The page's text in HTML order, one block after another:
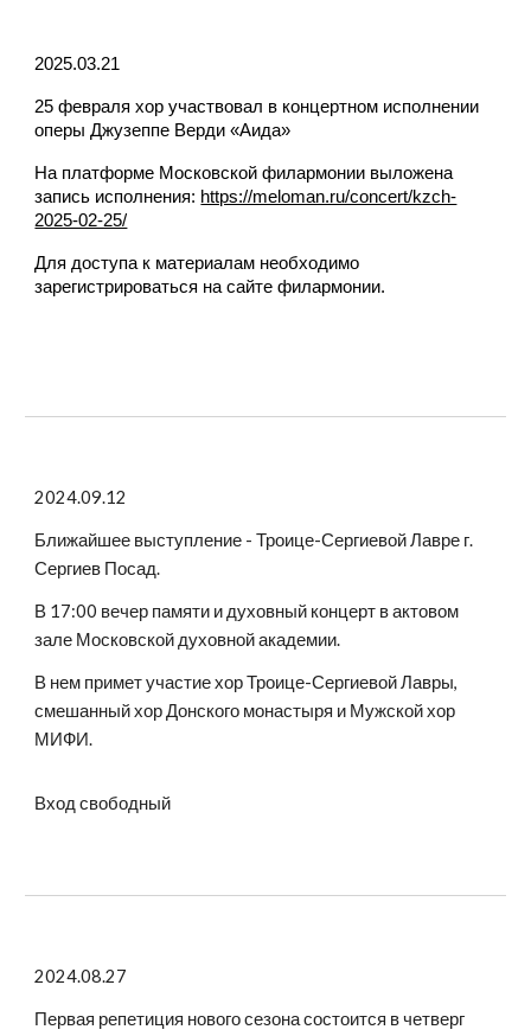
2025.03.21
25 февраля хор участвовал в концертном исполнении
оперы Джузеппе Верди «Аида»
На платформе Московской филармонии выложена
запись исполнения: https://meloman.ru/concert/kzch-
2025-02-25/
Для доступа к материалам необходимо
зарегистрироваться на сайте филармонии.
2024.09.12
Ближайшее выступление - Троице-Сергиевой Лавре г.
Сергиев Посад.
В 17:00 вечер памяти и духовный концерт в актовом
зале Московской духовной академии.
В нем примет участие хор Троице-Сергиевой Лавры,
смешанный хор Донского монастыря и Мужской хор
МИФИ.
Вход свободный
2024.08.27
Первая репетиция нового сезона состоится в четверг